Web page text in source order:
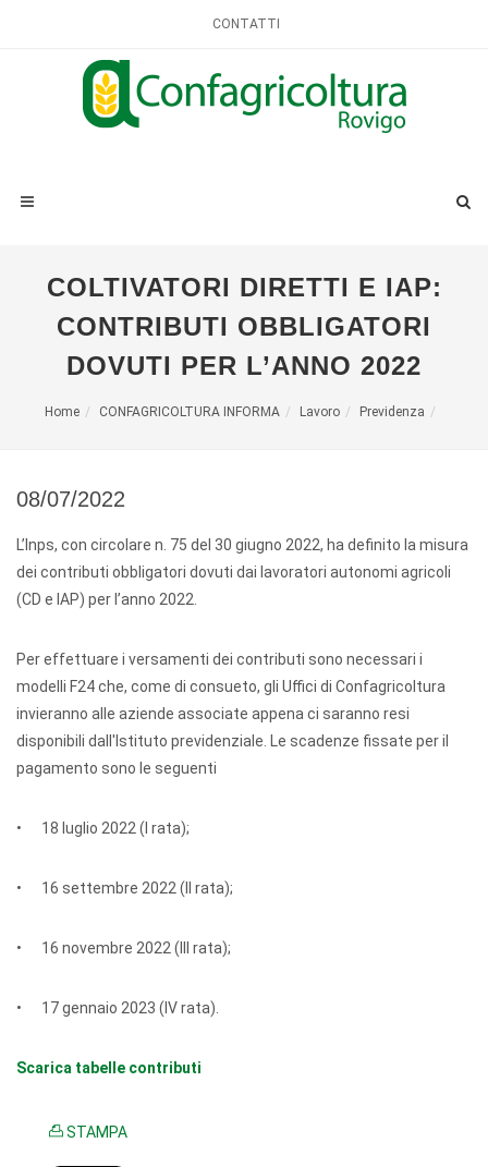
CONTATTI
COLTIVATORI DIRETTI E IAP:
CONTRIBUTI OBBLIGATORI
DOVUTI PER L’ANNO 2022
Home CONFAGRICOLTURA INFORMA Lavoro Previdenza
08/07/2022
L’Inps, con circolare n. 75 del 30 giugno 2022, ha definito la misura
dei contributi obbligatori dovuti dai lavoratori autonomi agricoli
(CD e IAP) per l’anno 2022.
Per effettuare i versamenti dei contributi sono necessari i
modelli F24 che, come di consueto, gli Uffici di Confagricoltura
invieranno alle aziende associate appena ci saranno resi
disponibili dall'Istituto previdenziale. Le scadenze fissate per il
pagamento sono le seguenti
• 18 luglio 2022 (I rata);
• 16 settembre 2022 (II rata);
• 16 novembre 2022 (III rata);
• 17 gennaio 2023 (IV rata).
Scarica tabelle contributi
STAMPA